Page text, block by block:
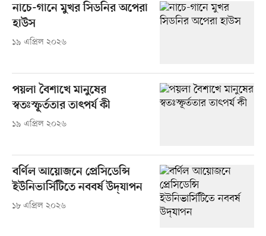
নাচে-গানে মুখর সিডনির অপেরা
হাউস
১৯ এপ্রিল ২০২৬
পয়লা বৈশাখে মানুষের
স্বতঃস্ফূর্ততার তাৎপর্য কী
১৯ এপ্রিল ২০২৬
বর্ণিল আয়োজনে প্রেসিডেন্সি
ইউনিভার্সিটিতে নববর্ষ উদ্‌যাপন
১৮ এপ্রিল ২০২৬